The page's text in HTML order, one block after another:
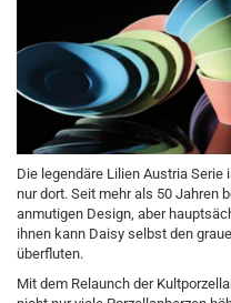
Die legendäre Lilien Austria
nur dort. Seit mehr als 50 Jahren
anmutigen Design, aber
ihnen kann Daisy selbst den
überfluten.
Mit dem Relaunch der